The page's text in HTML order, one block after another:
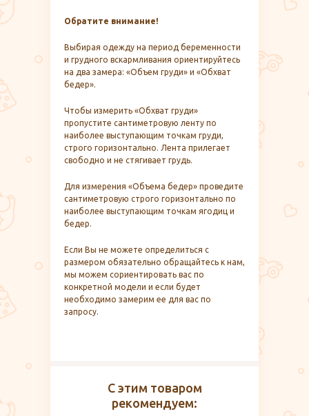
Обратите внимание!
Выбирая одежду на период беременности
и грудного вскармливания ориентируйтесь
на два замера: «Объем груди» и «Обхват
бедер».
Чтобы измерить «Обхват груди»
пропустите сантиметровую ленту по
наиболее выступающим точкам груди,
строго горизонтально. Лента прилегает
свободно и не стягивает грудь.
Для измерения «Объема бедер» проведите
сантиметровую строго горизонтально по
наиболее выступающим точкам ягодиц и
бедер.
Если Вы не можете определиться с
размером обязательно обращайтесь к нам,
мы можем сориентировать вас по
конкретной модели и если будет
необходимо замерим ее для вас по
запросу.
С этим товаром
рекомендуем: